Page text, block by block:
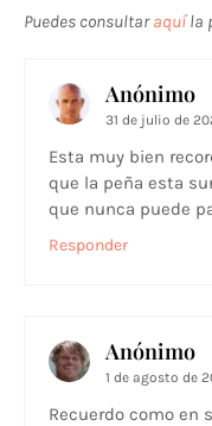
Puedes consultaraquíla
Anónimo
31 de julio de
Esta muy bien
que la peña esta
que nunca puede
Responder
Anónimo
1 de agosto de
Recuerdo como en